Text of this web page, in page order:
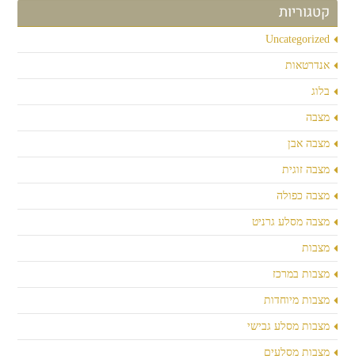
קטגוריות
Uncategorized
אנדרטאות
בלוג
מצבה
מצבה אבן
מצבה זוגית
מצבה כפולה
מצבה מסלע גרניט
מצבות
מצבות במרכז
מצבות מיוחדות
מצבות מסלע גבישי
מצבות מסלעים